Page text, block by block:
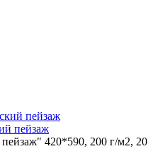
пейзаж
420*590, 200 г/м2, 20